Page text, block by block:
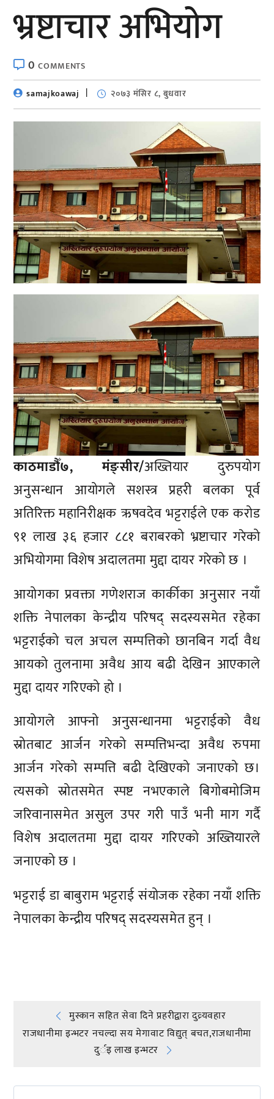
भ्रष्टाचार अभियोग
0COMMENTS
samajkoawaj
२०७३ मंसिर ८, बुधवार
काठमाडौँ७, मंङ्सीर/अख्तियार दुरुपयोग
अनुसन्धान आयोगले सशस्त्र प्रहरी बलका पूर्व
अतिरिक्त महानिरीक्षक ऋषवदेव भट्टराईले एक करोड
९१ लाख ३६ हजार ८८१ बराबरको भ्रष्टाचार गरेको
अभियोगमा विशेष अदालतमा मुद्दा दायर गरेको छ ।
आयोगका प्रवक्ता गणेशराज कार्कीका अनुसार नयाँ
शक्ति नेपालका केन्द्रीय परिषद् सदस्यसमेत रहेका
भट्टराईको चल अचल सम्पत्तिको छानबिन गर्दा वैध
आयको तुलनामा अवैध आय बढी देखिन आएकाले
मुद्दा दायर गरिएको हो ।
आयोगले आफ्नो अनुसन्धानमा भट्टराईको वैध
स्रोतबाट आर्जन गरेको सम्पत्तिभन्दा अवैध रुपमा
आर्जन गरेको सम्पत्ति बढी देखिएको जनाएको छ।
त्यसको स्रोतसमेत स्पष्ट नभएकाले बिगोबमोजिम
जरिवानासमेत असुल उपर गरी पाउँ भनी माग गर्दै
विशेष अदालतमा मुद्दा दायर गरिएको अख्तियारले
जनाएको छ ।
भट्टराई डा बाबुराम भट्टराई संयोजक रहेका नयाँ शक्ति
नेपालका केन्द्रीय परिषद् सदस्यसमेत हुन् ।
Post
navigation
मुस्कान सहित सेवा दिने प्रहरीद्वारा दुव्र्यवहार
राजधानीमा इन्भटर नचल्दा सय मेगावाट विद्युत् बचत,राजधानीमा
दुर्इ लाख इन्भटर